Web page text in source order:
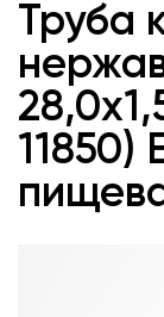
Труба
11850)